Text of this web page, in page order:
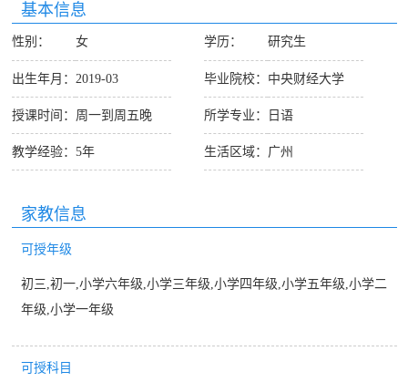
基本信息
性别： 女
出生年月： 2019-03
授课时间： 周一到周五晚
教学经验： 5年
学历： 研究生
毕业院校： 中央财经大学
所学专业： 日语
生活区域： 广州
家教信息
可授年级
初三,初一,小学六年级,小学三年级,小学四年级,小学五年级,小学二
年级,小学一年级
可授科目